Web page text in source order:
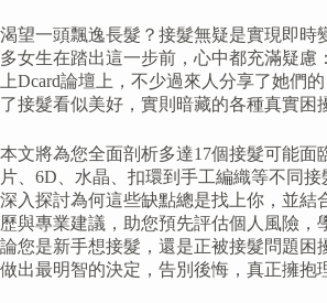
渴望一頭飄逸長髮？接髮無疑是實現即時
多女生在踏出這一步前，心中都充滿疑慮
上Dcard論壇上，不少過來人分享了她們
了接髮看似美好，實則暗藏的各種真實困
本文將為您全面剖析多達17個接髮可能面
片、6D、水晶、扣環到手工編織等不同接
深入探討為何這些缺點總是找上你，並結
歷與專業建議，助您預先評估個人風險，
論您是新手想接髮，還是正被接髮問題困
做出最明智的決定，告別後悔，真正擁抱